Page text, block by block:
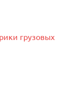
грузовых